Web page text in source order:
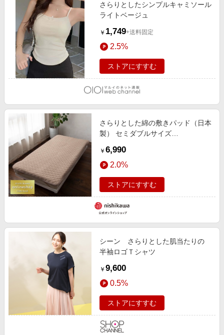
さらりとしたシンプルキャミソール
ライトベージュ
￥ 1,749+送料固定
2.5%
ストアにすすむ
さらりとした綿の敷きパッド（日本
製） セミダブルサイズ
限定〉【クリアランスセール】
￥ 6,990
2.0%
ストアにすすむ
シーン さらりとした肌当たりの
半袖ロゴＴシャツ
￥ 9,600
0.5%
ストアにすすむ